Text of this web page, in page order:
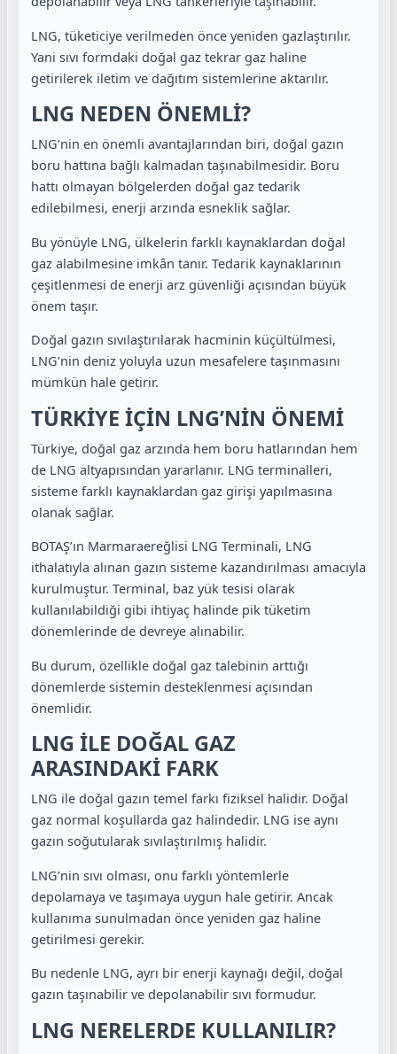
LNG, tüketiciye verilmeden önce yeniden gazlaştırılır.
Yani sıvı formdaki doğal gaz tekrar gaz haline
getirilerek iletim ve dağıtım sistemlerine aktarılır.
LNG NEDEN ÖNEMLİ?
LNG’nin en önemli avantajlarından biri, doğal gazın
boru hattına bağlı kalmadan taşınabilmesidir. Boru
hattı olmayan bölgelerden doğal gaz tedarik
edilebilmesi, enerji arzında esneklik sağlar.
Bu yönüyle LNG, ülkelerin farklı kaynaklardan doğal
gaz alabilmesine imkân tanır. Tedarik kaynaklarının
çeşitlenmesi de enerji arz güvenliği açısından büyük
önem taşır.
Doğal gazın sıvılaştırılarak hacminin küçültülmesi,
LNG’nin deniz yoluyla uzun mesafelere taşınmasını
mümkün hale getirir.
TÜRKİYE İÇİN LNG’NİN ÖNEMİ
Türkiye, doğal gaz arzında hem boru hatlarından hem
de LNG altyapısından yararlanır. LNG terminalleri,
sisteme farklı kaynaklardan gaz girişi yapılmasına
olanak sağlar.
BOTAŞ’ın Marmaraereğlisi LNG Terminali, LNG
ithalatıyla alınan gazın sisteme kazandırılması amacıyla
kurulmuştur. Terminal, baz yük tesisi olarak
kullanılabildiği gibi ihtiyaç halinde pik tüketim
dönemlerinde de devreye alınabilir.
Bu durum, özellikle doğal gaz talebinin arttığı
dönemlerde sistemin desteklenmesi açısından
önemlidir.
LNG İLE DOĞAL GAZ
ARASINDAKİ FARK
LNG ile doğal gazın temel farkı fiziksel halidir. Doğal
gaz normal koşullarda gaz halindedir. LNG ise aynı
gazın soğutularak sıvılaştırılmış halidir.
LNG’nin sıvı olması, onu farklı yöntemlerle
depolamaya ve taşımaya uygun hale getirir. Ancak
kullanıma sunulmadan önce yeniden gaz haline
getirilmesi gerekir.
Bu nedenle LNG, ayrı bir enerji kaynağı değil, doğal
gazın taşınabilir ve depolanabilir sıvı formudur.
LNG NERELERDE KULLANILIR?